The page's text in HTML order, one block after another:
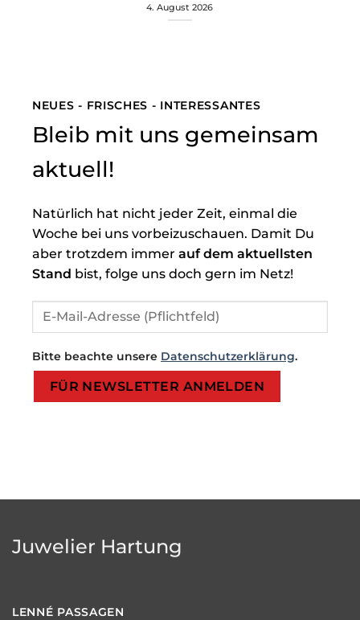
4. August 2026
NEUES - FRISCHES - INTERESSANTES
Bleib mit uns gemeinsam
aktuell!
Natürlich hat nicht jeder Zeit, einmal die
Woche bei uns vorbeizuschauen. Damit Du
aber trotzdem immer auf dem aktuellsten
Stand bist, folge uns doch gern im Netz!
Bitte beachte unsere Datenschutzerklärung.
Bitte lasse dieses Feld leer.
Bitte lasse dieses Feld leer.
Juwelier Hartung
LENNÉ PASSAGEN